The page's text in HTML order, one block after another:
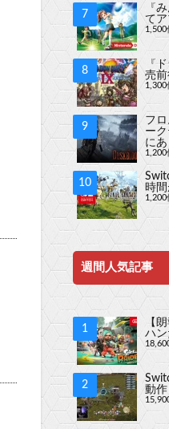
『
て
1,500
『
売前
1,300
フ
ー
に
1,200
時
1,200
週間人気記事
【
ハン
動